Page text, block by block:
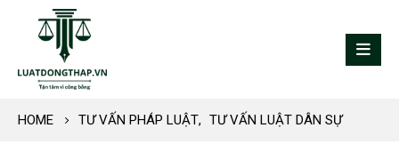
HOME TƯ VẤN PHÁP LUẬT, TƯ VẤN LUẬT DÂN SỰ